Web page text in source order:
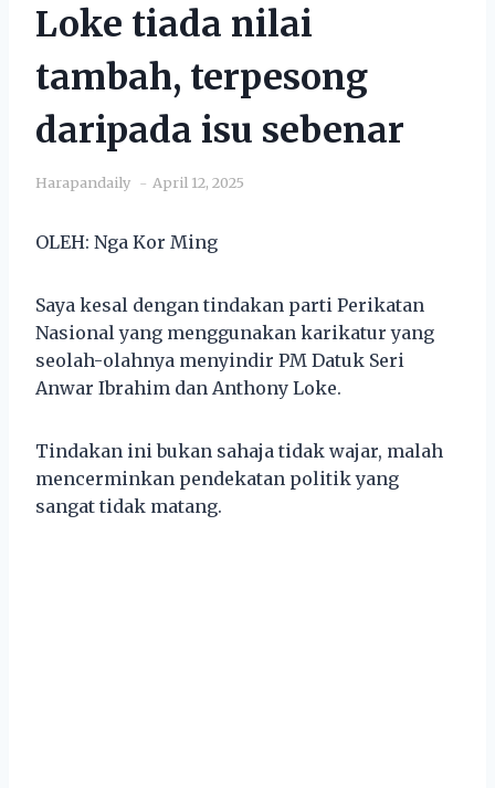
Loke tiada nilai
tambah, terpesong
daripada isu sebenar
Harapandaily April 12, 2025
OLEH: Nga Kor Ming
Saya kesal dengan tindakan parti Perikatan
Nasional yang menggunakan karikatur yang
seolah-olahnya menyindir PM Datuk Seri
Anwar Ibrahim dan Anthony Loke.
Tindakan ini bukan sahaja tidak wajar, malah
mencerminkan pendekatan politik yang
sangat tidak matang.